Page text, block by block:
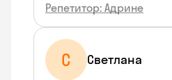
Репетитор: Адрине
С Светлана